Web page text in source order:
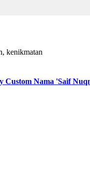
kenikmatan
Custom Nama 'Saif